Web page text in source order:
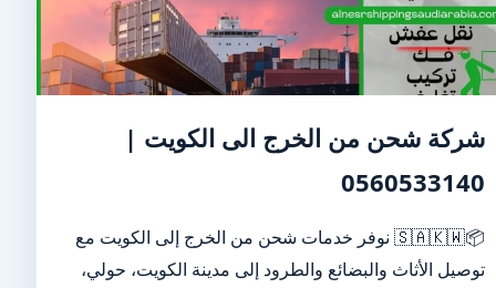
شركة شحن من الخرج الى الكويت |
0560533140
📦🇸🇦🇰🇼 نوفر خدمات شحن من الخرج إلى الكويت مع
توصيل الأثاث والبضائع والطرود إلى مدينة الكويت، حولي،